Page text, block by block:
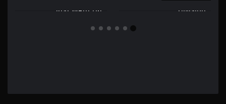
Division
Just Went Up